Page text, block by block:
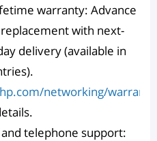
warranty: Advance
with next-
delivery (available in
networking/
telephone support: